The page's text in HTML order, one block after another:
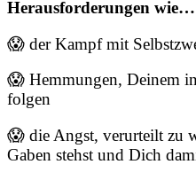
Herausforderungen wie…
😱 der Kampf mit
😱 Hemmungen, Deinem
folgen
😱 die Angst, verurteilt zu
Gaben stehst und Dich